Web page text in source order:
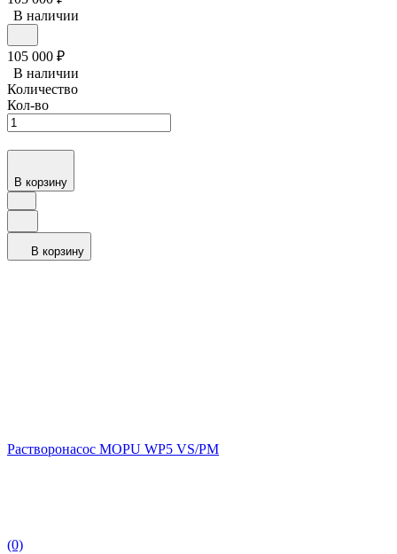
В наличии
105 000 ₽
В наличии
Количество
Кол-во
В корзину
В корзину
Растворонасос MOPU WP5 VS/PM
(0)